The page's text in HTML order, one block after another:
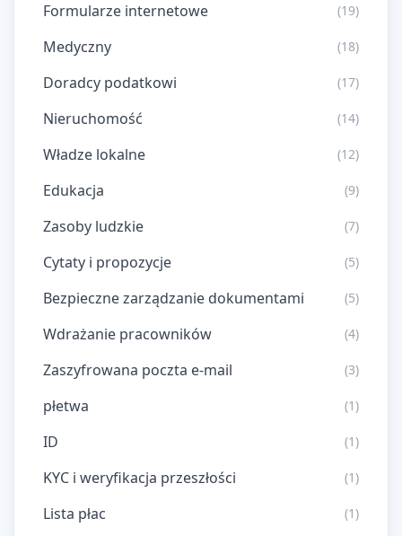
Formularze internetowe (19)
Medyczny (18)
Doradcy podatkowi (17)
Nieruchomość (14)
Władze lokalne (12)
Edukacja (9)
Zasoby ludzkie (7)
Cytaty i propozycje (5)
Bezpieczne zarządzanie dokumentami (5)
Wdrażanie pracowników (4)
Zaszyfrowana poczta e-mail (3)
płetwa (1)
ID (1)
KYC i weryfikacja przeszłości (1)
Lista płac (1)